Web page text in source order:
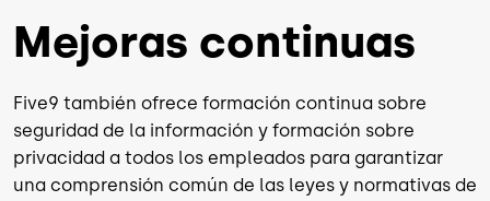
Mejoras continuas
Five9 también ofrece formación continua sobre
seguridad de la información y formación sobre
privacidad a todos los empleados para garantizar
una comprensión común de las leyes y normativas de